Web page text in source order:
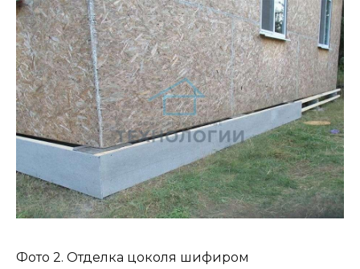
Фото 2. Отделка цоколя шифиром